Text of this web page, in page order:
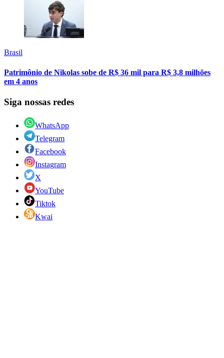
Brasil
Patrimônio de Nikolas sobe de R$ 36 mil para R$ 3,8 milhões
em 4 anos
Siga nossas redes
WhatsApp
Telegram
Facebook
Instagram
X
YouTube
Tiktok
Kwai